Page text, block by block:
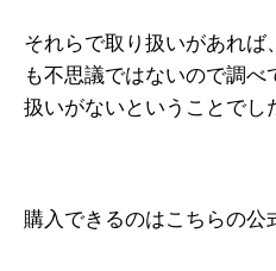
それらで取り扱いがあれば
も不思議ではないので調べ
扱いがないということでし
購入できるのはこちらの公